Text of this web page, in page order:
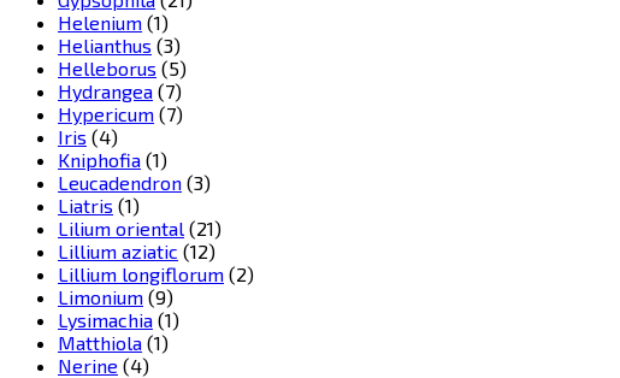
Helenium (1)
Helianthus (3)
Helleborus (5)
Hydrangea (7)
Hypericum (7)
Iris (4)
Kniphofia (1)
Leucadendron (3)
Liatris (1)
Lilium oriental (21)
Lillium aziatic (12)
Lillium longiflorum (2)
Limonium (9)
Lysimachia (1)
Matthiola (1)
Nerine (4)